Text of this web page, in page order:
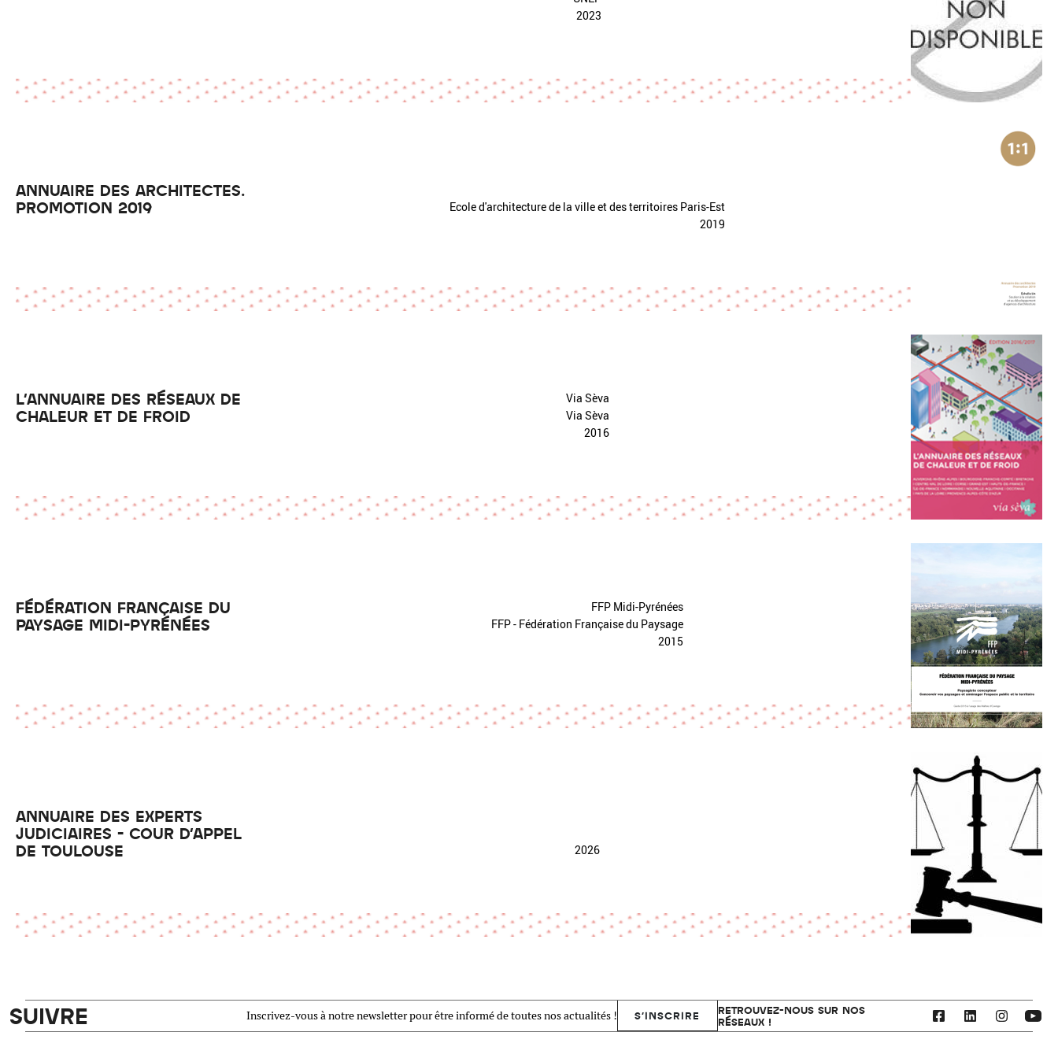
2023
ANNUAIRE DES ARCHITECTES.
PROMOTION 2019
Ecole d'architecture de la ville et des territoires Paris-Est
2019
L'ANNUAIRE DES RÉSEAUX DE
CHALEUR ET DE FROID
Via Sèva
Via Sèva
2016
FÉDÉRATION FRANÇAISE DU
PAYSAGE MIDI-PYRÉNÉES
FFP Midi-Pyrénées
FFP - Fédération Française du Paysage
2015
ANNUAIRE DES EXPERTS
JUDICIAIRES - COUR D'APPEL
DE TOULOUSE
2026
SUIVRE Inscrivez-vous à notre newsletter pour être informé de toutes nos actualités ! S'INSCRIRE
RETROUVEZ-NOUS SUR NOS
RÉSEAUX !